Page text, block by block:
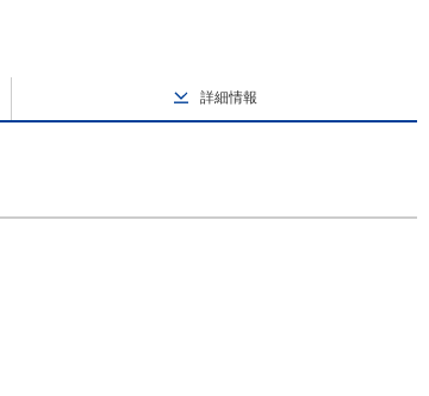
詳細情報